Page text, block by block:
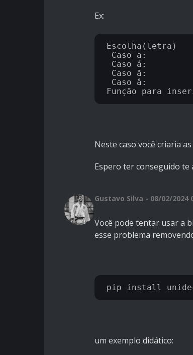
Ex:
Escolha(letra)
Neste caso você criaria
Espero ter conseguido te
Gustavo Silva - 08/02/2024
Você pode tentar usar a
esse problema
um exemplo didático: